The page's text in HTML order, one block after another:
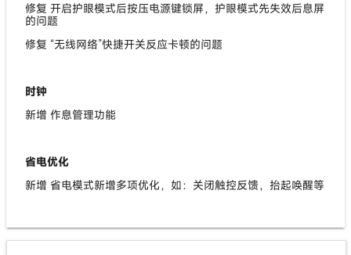
修复 开启护眼模式后按压电源键锁屏，护眼模式先失效后息屏
的问题
修复 “无线网络”快捷开关反应卡顿的问题
时钟
新增 作息管理功能
省电优化
新增 省电模式新增多项优化，如：关闭触控反馈，抬起唤醒等